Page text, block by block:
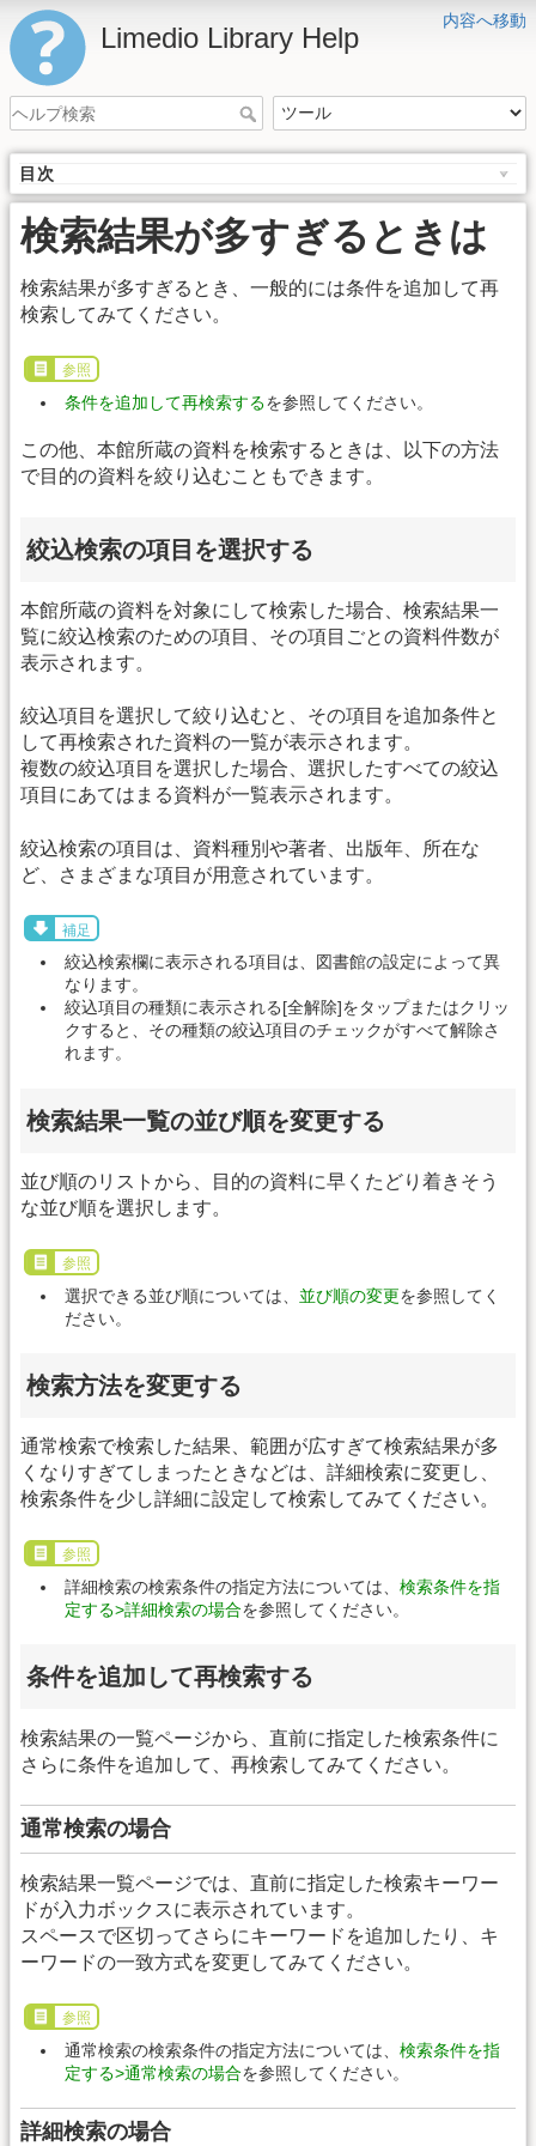
内容へ移動
Limedio Library Help
目次
検索結果が多すぎるときは
検索結果が多すぎるとき、一般的には条件を追加して再
検索してみてください。
参照
条件を追加して再検索するを参照してください。
この他、本館所蔵の資料を検索するときは、以下の方法
で目的の資料を絞り込むこともできます。
絞込検索の項目を選択する
本館所蔵の資料を対象にして検索した場合、検索結果一
覧に絞込検索のための項目、その項目ごとの資料件数が
表示されます。
絞込項目を選択して絞り込むと、その項目を追加条件と
して再検索された資料の一覧が表示されます。
複数の絞込項目を選択した場合、選択したすべての絞込
項目にあてはまる資料が一覧表示されます。
絞込検索の項目は、資料種別や著者、出版年、所在な
ど、さまざまな項目が用意されています。
補足
絞込検索欄に表示される項目は、図書館の設定によって異
なります。
絞込項目の種類に表示される[全解除]をタップまたはクリッ
クすると、その種類の絞込項目のチェックがすべて解除さ
れます。
検索結果一覧の並び順を変更する
並び順のリストから、目的の資料に早くたどり着きそう
な並び順を選択します。
参照
選択できる並び順については、 並び順の変更を参照してく
ださい。
検索方法を変更する
通常検索で検索した結果、範囲が広すぎて検索結果が多
くなりすぎてしまったときなどは、詳細検索に変更し、
検索条件を少し詳細に設定して検索してみてください。
参照
詳細検索の検索条件の指定方法については、 検索条件を指
定する>詳細検索の場合を参照してください。
条件を追加して再検索する
検索結果の一覧ページから、直前に指定した検索条件に
さらに条件を追加して、再検索してみてください。
通常検索の場合
検索結果一覧ページでは、直前に指定した検索キーワー
ドが入力ボックスに表示されています。
スペースで区切ってさらにキーワードを追加したり、キ
ーワードの一致方式を変更してみてください。
参照
通常検索の検索条件の指定方法については、 検索条件を指
定する>通常検索の場合を参照してください。
詳細検索の場合